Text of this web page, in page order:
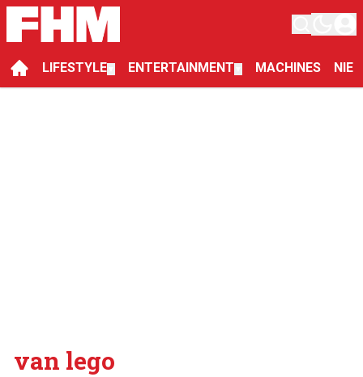
LIFESTYLE ENTERTAINMENT MACHINES
van lego